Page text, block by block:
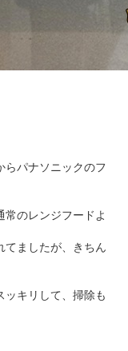
らパナソニックのフ
のレンジフードよ
てましたが、きちん
キリして、掃除も